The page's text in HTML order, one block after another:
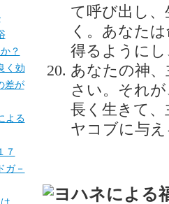
て呼び出し
く。あなた
得るようにし
あなたの神
さい。それ
長く生きて
ヤコブに与